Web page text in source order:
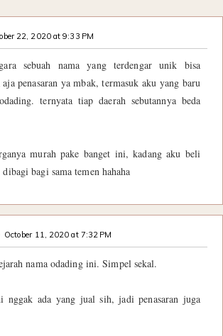
22, 2020 at 9:33 PM
sebuah nama yang terdengar unik bisa
penasaran ya mbak, termasuk aku yang baru
ternyata tiap daerah sebutannya beda
murah pake banget ini, kadang aku beli
bagi sama temen hahaha
October 11, 2020 at 7:32 PM
nama odading ini. Simpel sekal.
nggak ada yang jual sih, jadi penasaran juga